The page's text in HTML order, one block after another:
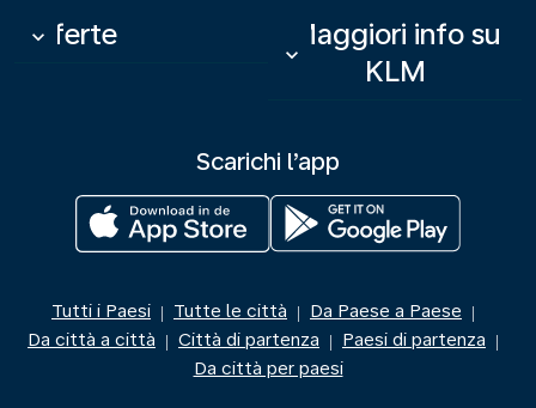
Offerte
keyboard_arrow_down
Maggiori info su
KLM
keyboard_arrow_down
Scarichi l’app
Tutti i Paesi | Tutte le città | Da Paese a Paese |
Da città a città | Città di partenza | Paesi di partenza |
Da città per paesi